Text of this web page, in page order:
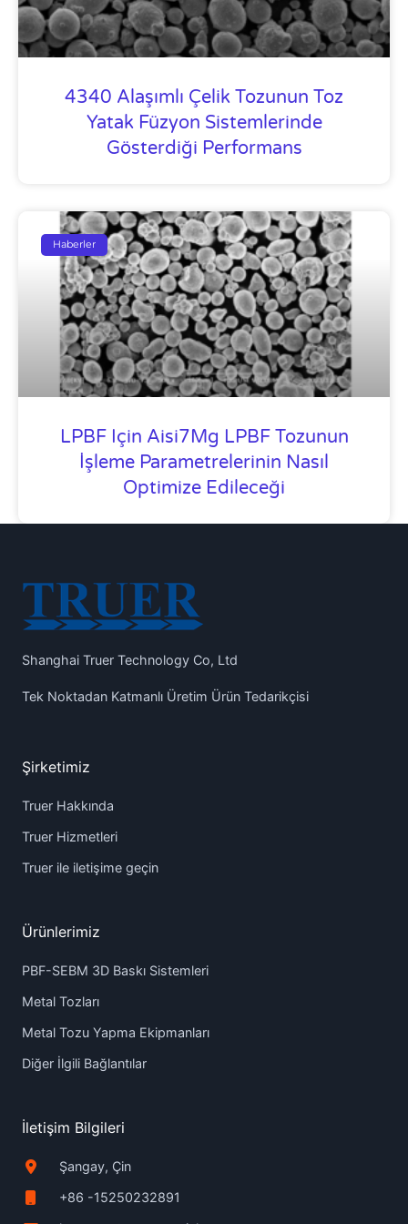
4340 Alaşımlı Çelik Tozunun Toz
Yatak Füzyon Sistemlerinde
Gösterdiği Performans
Haberler
LPBF Için Aisi7Mg LPBF Tozunun
İşleme Parametrelerinin Nasıl
Optimize Edileceği
Shanghai Truer Technology Co, Ltd
Tek Noktadan Katmanlı Üretim Ürün Tedarikçisi
Şirketimiz
Truer Hakkında
Truer Hizmetleri
Truer ile iletişime geçin
Ürünlerimiz
PBF-SEBM 3D Baskı Sistemleri
Metal Tozları
Metal Tozu Yapma Ekipmanları
Diğer İlgili Bağlantılar
İletişim Bilgileri
Şangay, Çin
+86 -15250232891